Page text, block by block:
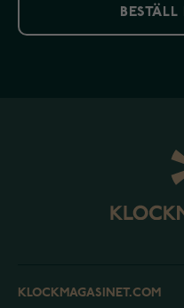
KLOCKMAGASINET.COM